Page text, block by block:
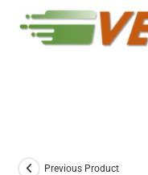
Previous Product